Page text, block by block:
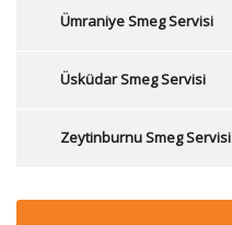
Ümraniye Smeg Servisi
Üsküdar Smeg Servisi
Zeytinburnu Smeg Servisi